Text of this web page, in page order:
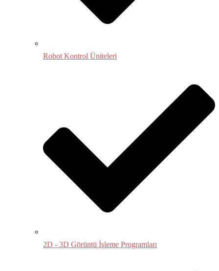
Robot Kontrol Üniteleri
2D - 3D Görüntü İşleme Programları